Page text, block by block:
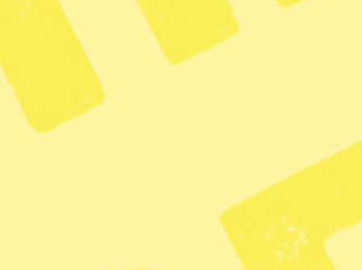
Anne Ramberg, tidigare ordförande i Advokatsamfundet,
USA:s president Donald Trump och Sveriges utrikesminister
Maria Malmer Stenergard (M). Foto: Anders Wiklund/TT, Alex
Brandon/ AP och Jonas Ekströmer/TT
USA:s agerande mot Venezuela strider
mot folkrätten, anser flera tunga namn
som tycker Sverige borde markera